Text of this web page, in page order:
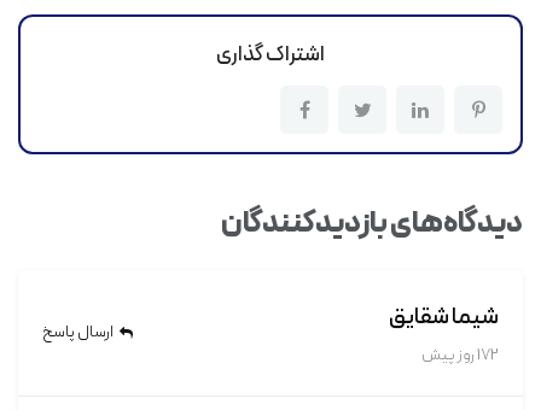
اشتراک گذاری
دیدگاه‌های بازدیدکنندگان
شیما شقایق
172 روز پیش
ارسال پاسخ